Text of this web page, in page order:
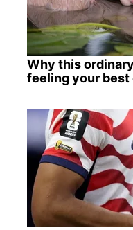
Why this
feeling your best